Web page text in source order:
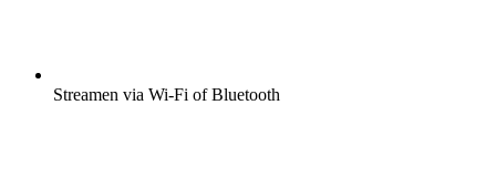
Streamen via Wi-Fi of Bluetooth